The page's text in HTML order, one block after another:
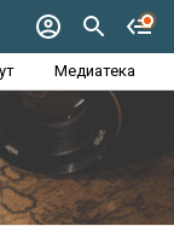
Медиатека